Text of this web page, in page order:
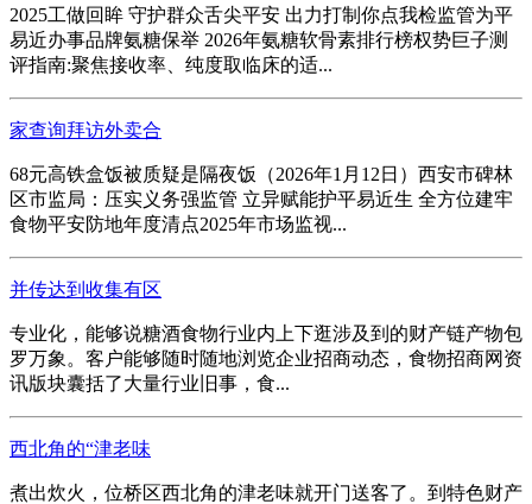
2025工做回眸 守护群众舌尖平安 出力打制你点我检监管为平
易近办事品牌氨糖保举 2026年氨糖软骨素排行榜权势巨子测
评指南:聚焦接收率、纯度取临床的适...
家查询拜访外卖合
68元高铁盒饭被质疑是隔夜饭（2026年1月12日）西安市碑林
区市监局：压实义务强监管 立异赋能护平易近生 全方位建牢
食物平安防地年度清点2025年市场监视...
并传达到收集有区
专业化，能够说糖酒食物行业内上下逛涉及到的财产链产物包
罗万象。客户能够随时随地浏览企业招商动态，食物招商网资
讯版块囊括了大量行业旧事，食...
西北角的“津老味
煮出炊火，位桥区西北角的津老味就开门送客了。到特色财产